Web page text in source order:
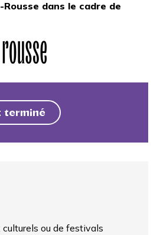
dans le cadre de
terminé
ou de festivals